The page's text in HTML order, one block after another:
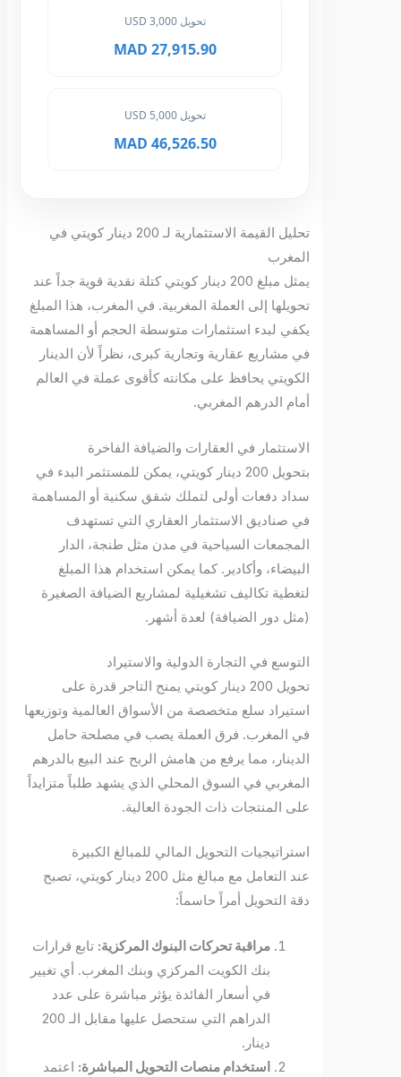
تحويل 3,000 USD
27,915.90 MAD
تحويل 5,000 USD
46,526.50 MAD
تحليل القيمة الاستثمارية لـ 200 دينار كويتي في
المغرب
يمثل مبلغ 200 دينار كويتي كتلة نقدية قوية جداً عند
تحويلها إلى العملة المغربية. في المغرب، هذا المبلغ
يكفي لبدء استثمارات متوسطة الحجم أو المساهمة
في مشاريع عقارية وتجارية كبرى، نظراً لأن الدينار
الكويتي يحافظ على مكانته كأقوى عملة في العالم
أمام الدرهم المغربي.
الاستثمار في العقارات والضيافة الفاخرة
بتحويل 200 دينار كويتي، يمكن للمستثمر البدء في
سداد دفعات أولى لتملك شقق سكنية أو المساهمة
في صناديق الاستثمار العقاري التي تستهدف
المجمعات السياحية في مدن مثل طنجة، الدار
البيضاء، وأكادير. كما يمكن استخدام هذا المبلغ
لتغطية تكاليف تشغيلية لمشاريع الضيافة الصغيرة
(مثل دور الضيافة) لعدة أشهر.
التوسع في التجارة الدولية والاستيراد
تحويل 200 دينار كويتي يمنح التاجر قدرة على
استيراد سلع متخصصة من الأسواق العالمية وتوزيعها
في المغرب. فرق العملة يصب في مصلحة حامل
الدينار، مما يرفع من هامش الربح عند البيع بالدرهم
المغربي في السوق المحلي الذي يشهد طلباً متزايداً
على المنتجات ذات الجودة العالية.
استراتيجيات التحويل المالي للمبالغ الكبيرة
عند التعامل مع مبالغ مثل 200 دينار كويتي، تصبح
دقة التحويل أمراً حاسماً:
مراقبة تحركات البنوك المركزية:تابع قرارات
بنك الكويت المركزي وبنك المغرب. أي تغيير
في أسعار الفائدة يؤثر مباشرة على عدد
الدراهم التي ستحصل عليها مقابل الـ 200
استخدام منصات التحويل المباشرة:اعتمد